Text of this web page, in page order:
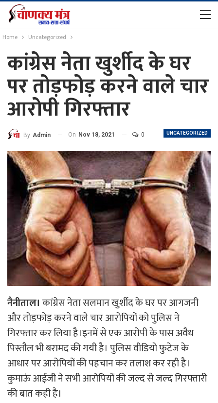
Home Uncategorized
कांग्रेस नेता खुर्शीद के घर
पर तोड़फोड़ करने वाले चार
आरोपी गिरफ्तार
UNCATEGORIZED
By Admin On Nov 18, 2021 0
नैनीताल। कांग्रेस नेता सलमान खुर्शीद के घर पर आगजनी
और तोड़फोड़ करने वाले चार आरोपियों को पुलिस ने
गिरफ्तार कर लिया है।इनमें से एक आरोपी के पास अवैध
पिस्तौल भी बरामद की गयी है। पुलिस वीडियो फुटेज के
आधार पर आरोपियों की पहचान कर तलाश कर रही है।
कुमाऊं आईजी ने सभी आरोपियों की जल्द से जल्द गिरफ्तारी
की बात कही है।